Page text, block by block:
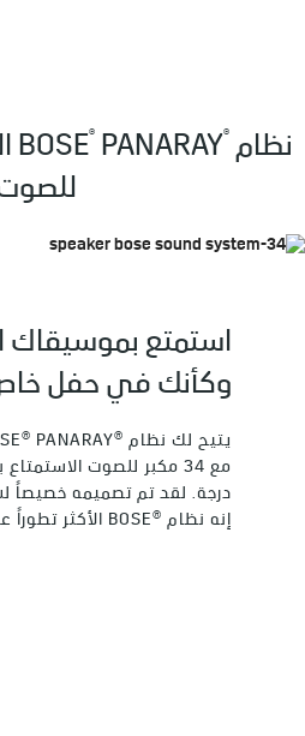
نظام BOSE® PANARAY®
استمتع بموسيقاك
وكأنك في حفل
إنه نظام ®BOSE الأكثر تطوراً على الإطلاق.